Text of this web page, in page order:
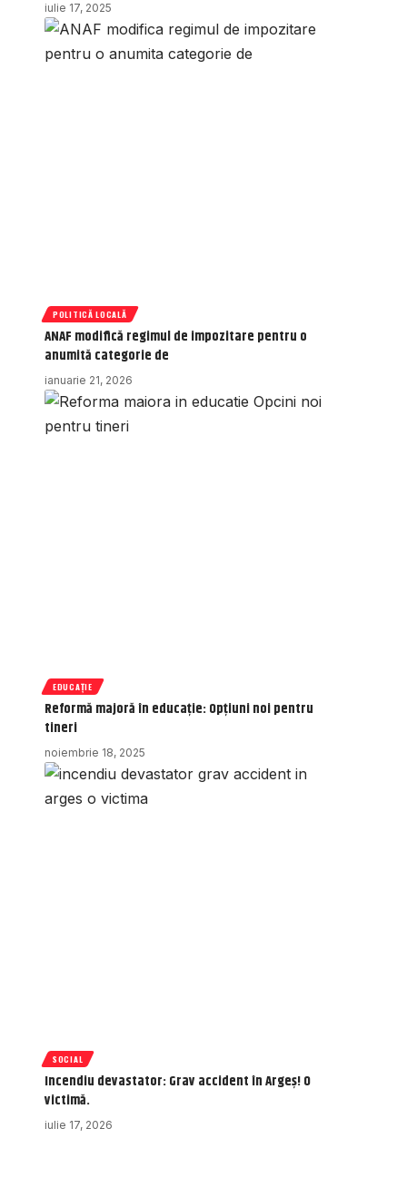
iulie 17, 2025
POLITICĂ LOCALĂ
ANAF modifică regimul de impozitare pentru o
anumită categorie de
ianuarie 21, 2026
EDUCAȚIE
Reformă majoră în educație: Opțiuni noi pentru
tineri
noiembrie 18, 2025
SOCIAL
Incendiu devastator: Grav accident în Argeș! O
victimă.
iulie 17, 2026